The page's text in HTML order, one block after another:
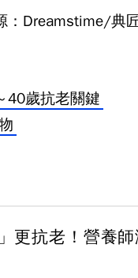
：Dreamstime/典匠
40歲抗老關鍵
更抗老！營養